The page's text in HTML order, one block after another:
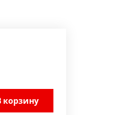
корзину